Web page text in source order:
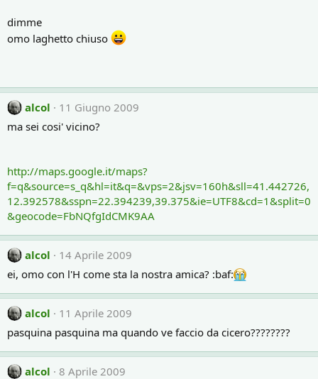
dimme
omo laghetto chiuso
alcol
11 Giugno 2009
ma sei cosi' vicino?
http://maps.google.it/maps?
f=q&source=s_q&hl=it&q=&vps=2&jsv=160h&sll=41.442726,
12.392578&sspn=22.394239,39.375&ie=UTF8&cd=1&split=0
&geocode=FbNQfgIdCMK9AA
alcol
14 Aprile 2009
ei, omo con l'H come sta la nostra amica? :baf:
alcol
11 Aprile 2009
pasquina pasquina ma quando ve faccio da cicero????????
alcol
8 Aprile 2009